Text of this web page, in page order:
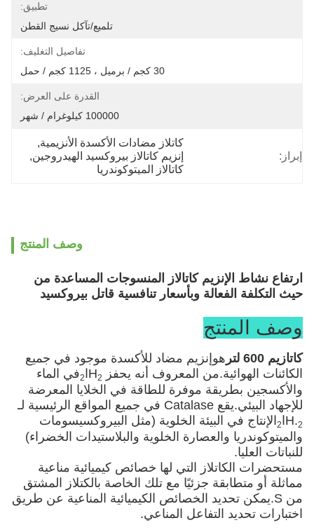
تطبيق:
تلميع/تآكل نسيج القطن
تفاصيل التغليف:
30 كجم / برميل ، 1125 كجم / حمل
القدرة على العرض:
100000 كيلوغرام / شهر
إبراز:
كاتلاز مضادات الأكسدة الأنزيمية,
إنزيم كاتالاز بيروكسيد الهيدروجين,
كاتالاز الميتوكوندريا
وصف المنتج
ارتفاع نشاط الإنزيم كاتالاز المنسوجات المساعدة من
حيث التكلفة الفعالة وبأسعار تنافسية قاتل بيروكسيد
وصف المنتج
كاتازيم 600 لتر هو إنزيم مضاد للأكسدة موجود في جميع
الكائنات الهوائية.من المعروف أنه يحفز H
2
2في الماء
والأكسجين بطريقة موفرة للطاقة في الخلايا المعرضة
للإجهاد البيئي.يقع Catalase في جميع المواقع الرئيسية لـ
H.2 ا 2الإنتاج في البيئة الخلوية (مثل البيروكسيسومات
والميتوكوندريا والعصارة الخلوية والبلاستيدات الخضراء)
للنباتات العليا.
مستحضرات الكاتلاز التي لها خصائص كيميائية مناعية
مماثلة أو متطابقة جزئيًا مع تلك الخاصة بالكتلاز المشتق
من S.يمكن تحديد الخصائص الكيميائية المناعية عن طريق
اختبارات تحديد التفاعل المناعي.